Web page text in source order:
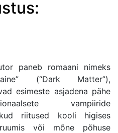
paneb romaani nimeks
(“Dark Matter”),
esimeste asjadena pähe
vampiiride
riitused kooli higises
või mõne põhuse